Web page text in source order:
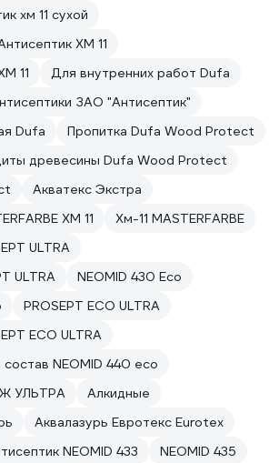
хм 11 сухой
ХМ 11
11
Для внутренних работ Dufa
ЗАО "Антисептик"
Dufa
Пропитка Dufa Wood Protect
древесины Dufa Wood Protect
Акватекс Экстра
ХМ 11
Хм-11 MASTERFARBE
ULTRA
ULTRA
NEOMID 430 Eco
PROSEPT ECO ULTRA
ECO ULTRA
NEOMID 440 eco
УЛЬТРА
Алкидные
Аквалазурь Евротекс Eurotex
NEOMID 433
NEOMID 435